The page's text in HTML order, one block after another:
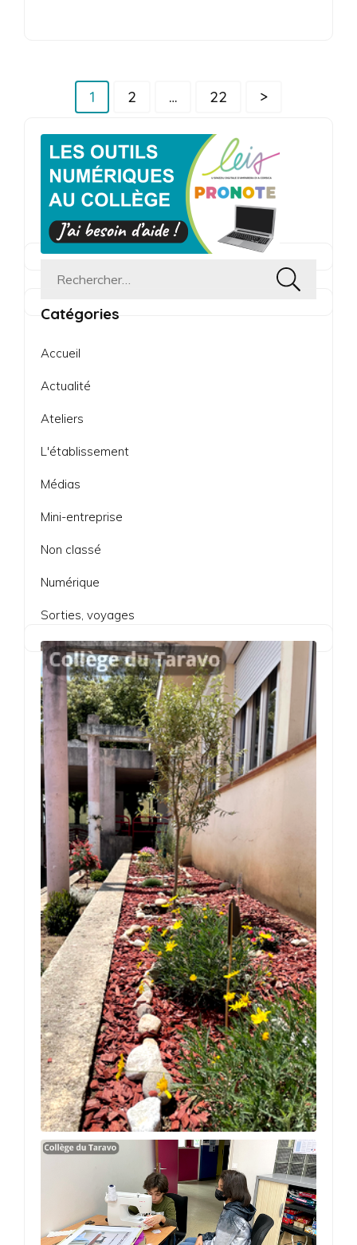
Pagination
publications
Page
1 Page
2 … Page
22 >
Rechercher :
Catégories
Accueil
Actualité
Ateliers
L'établissement
Médias
Mini-entreprise
Non classé
Numérique
Sorties, voyages